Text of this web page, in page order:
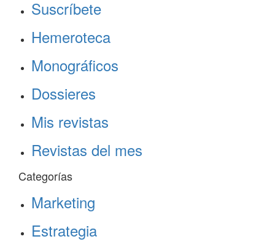
Suscríbete
Hemeroteca
Monográficos
Dossieres
Mis revistas
Revistas del mes
Categorías
Marketing
Estrategia